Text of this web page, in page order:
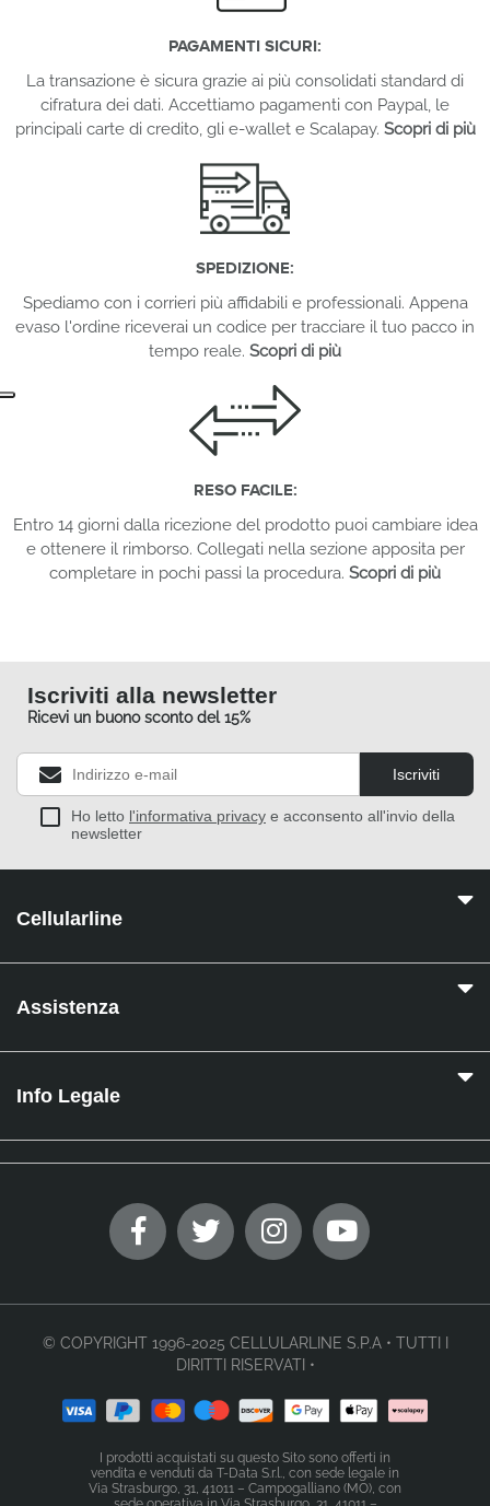
PAGAMENTI SICURI:
La transazione è sicura grazie ai più consolidati standard di
cifratura dei dati. Accettiamo pagamenti con Paypal, le
principali carte di credito, gli e-wallet e Scalapay. Scopri di più
SPEDIZIONE:
Spediamo con i corrieri più affidabili e professionali. Appena
evaso l'ordine riceverai un codice per tracciare il tuo pacco in
tempo reale. Scopri di più
RESO FACILE:
Entro 14 giorni dalla ricezione del prodotto puoi cambiare idea
e ottenere il rimborso. Collegati nella sezione apposita per
completare in pochi passi la procedura. Scopri di più
Iscriviti alla newsletter
Ricevi un buono sconto del 15%
Iscriviti
Ho letto l'informativa privacy e acconsento all'invio della
newsletter
Cellularline
Assistenza
Info Legale
© COPYRIGHT 1996-2025 CELLULARLINE S.P.A • TUTTI I
DIRITTI RISERVATI •
I prodotti acquistati su questo Sito sono offerti in
vendita e venduti da T-Data S.r.l., con sede legale in
Via Strasburgo, 31, 41011 – Campogalliano (MO), con